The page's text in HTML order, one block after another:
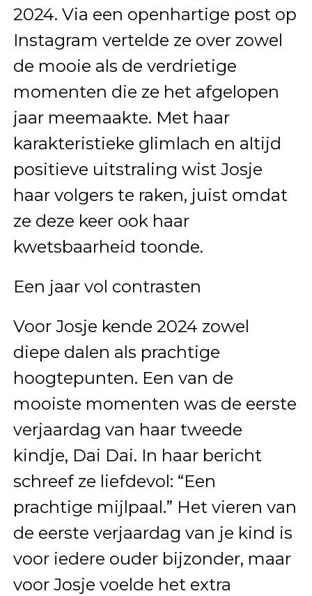
2024. Via een openhartige post op
Instagram vertelde ze over zowel
de mooie als de verdrietige
momenten die ze het afgelopen
jaar meemaakte. Met haar
karakteristieke glimlach en altijd
positieve uitstraling wist Josje
haar volgers te raken, juist omdat
ze deze keer ook haar
kwetsbaarheid toonde.
Een jaar vol contrasten
Voor Josje kende 2024 zowel
diepe dalen als prachtige
hoogtepunten. Een van de
mooiste momenten was de eerste
verjaardag van haar tweede
kindje, Dai Dai. In haar bericht
schreef ze liefdevol: “Een
prachtige mijlpaal.” Het vieren van
de eerste verjaardag van je kind is
voor iedere ouder bijzonder, maar
voor Josje voelde het extra